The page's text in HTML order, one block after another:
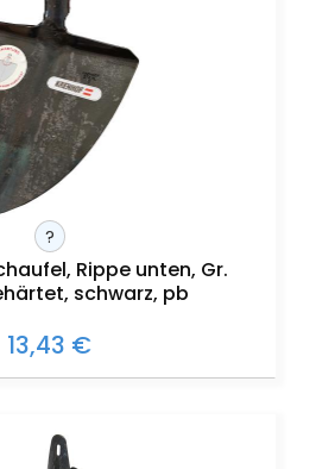
?
Rippe unten, Gr.
schwarz, pb
13,43 €